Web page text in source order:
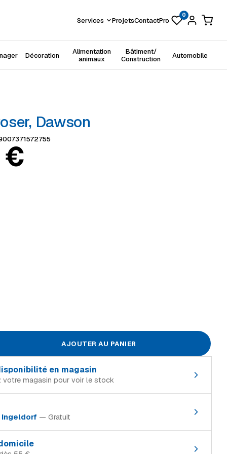
Services ProjetsContactPro
0
Décoration
Alimentation
animaux
Bâtiment/
Construction
Automobile
Dawson
€
AJOUTER AU PANIER
en magasin
votre magasin pour voir le stock
En stock
Ingeldorf — Gratuit